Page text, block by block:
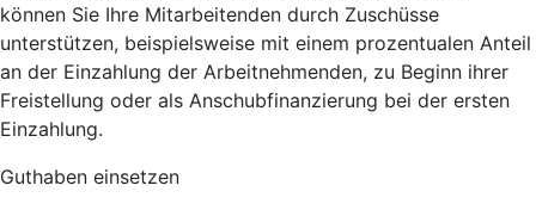
können Sie Ihre Mitarbeitenden durch Zuschüsse
unterstützen, beispielsweise mit einem prozentualen Anteil
an der Einzahlung der Arbeitnehmenden, zu Beginn ihrer
Freistellung oder als Anschubfinanzierung bei der ersten
Einzahlung.
Guthaben einsetzen